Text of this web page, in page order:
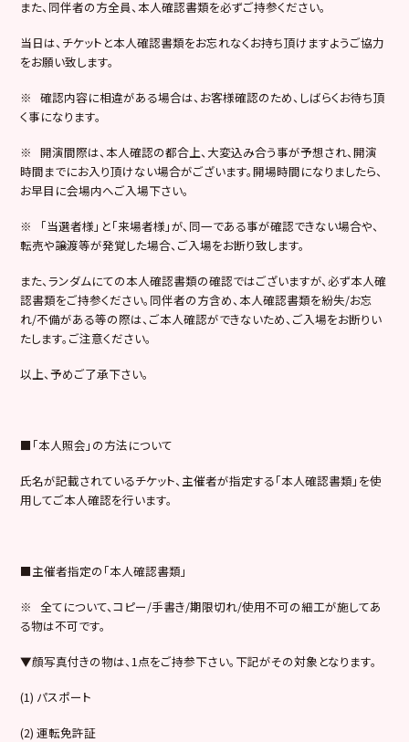
また、同伴者の方全員、本人確認書類を必ずご持参ください。
当日は、チケットと本人確認書類をお忘れなくお持ち頂けますようご協力
をお願い致します。
※ 確認内容に相違がある場合は、お客様確認のため、しばらくお待ち頂
く事になります。
※ 開演間際は、本人確認の都合上、大変込み合う事が予想され、開演
時間までにお入り頂けない場合がございます。開場時間になりましたら、
お早目に会場内へご入場下さい。
※ 「当選者様」と「来場者様」が、同一である事が確認できない場合や、
転売や譲渡等が発覚した場合、ご入場をお断り致します。
また、ランダムにての本人確認書類の確認ではございますが、必ず本人確
認書類をご持参ください。同伴者の方含め、本人確認書類を紛失/お忘
れ/不備がある等の際は、ご本人確認ができないため、ご入場をお断りい
たします。ご注意ください。
以上、予めご了承下さい。
■「本人照会」の方法について
氏名が記載されているチケット、主催者が指定する「本人確認書類」を使
用してご本人確認を行います。
■主催者指定の「本人確認書類」
※ 全てについて、コピー/手書き/期限切れ/使用不可の細工が施してあ
る物は不可です。
▼顔写真付きの物は、1点をご持参下さい。下記がその対象となります。
(1) パスポート
(2) 運転免許証